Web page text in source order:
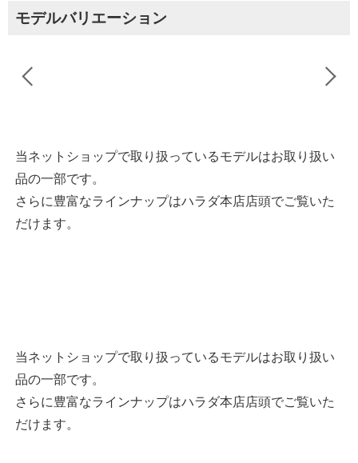
モデルバリエーション
当ネットショップで取り扱っているモデルはお取り扱い
品の一部です。
さらに豊富なラインナップはハラダ本店店頭でご覧いた
だけます。
当ネットショップで取り扱っているモデルはお取り扱い
品の一部です。
さらに豊富なラインナップはハラダ本店店頭でご覧いた
だけます。